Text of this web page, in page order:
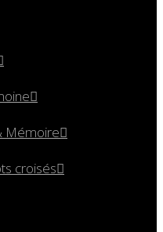
Mémoire
croisés